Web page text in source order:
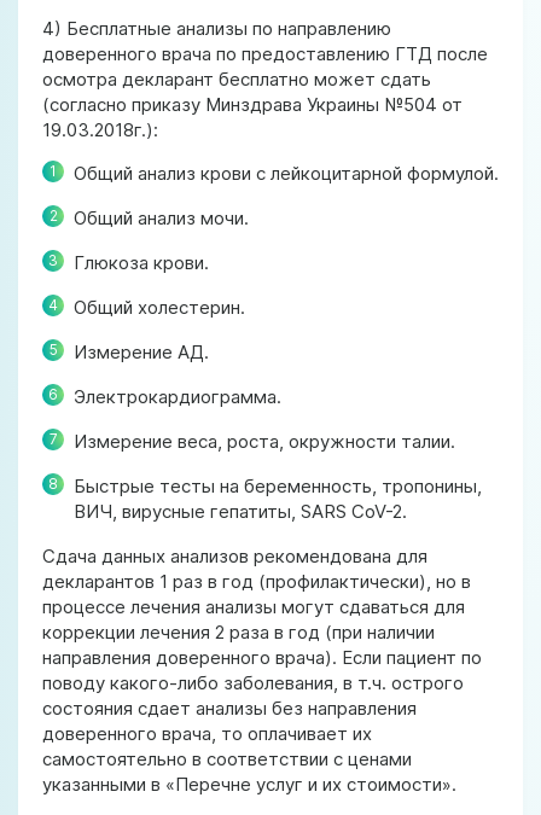
4) Бесплатные анализы по направлению
доверенного врача по предоставлению ГТД после
осмотра декларант бесплатно может сдать
(согласно приказу Минздрава Украины №504 от
19.03.2018г.):
Общий анализ крови с лейкоцитарной формулой.
Общий анализ мочи.
Глюкоза крови.
Общий холестерин.
Измерение АД.
Электрокардиограмма.
Измерение веса, роста, окружности талии.
Быстрые тесты на беременность, тропонины,
ВИЧ, вирусные гепатиты, SARS CoV-2.
Сдача данных анализов рекомендована для
декларантов 1 раз в год (профилактически), но в
процессе лечения анализы могут сдаваться для
коррекции лечения 2 раза в год (при наличии
направления доверенного врача). Если пациент по
поводу какого-либо заболевания, в т.ч. острого
состояния сдает анализы без направления
доверенного врача, то оплачивает их
самостоятельно в соответствии с ценами
указанными в «Перечне услуг и их стоимости».